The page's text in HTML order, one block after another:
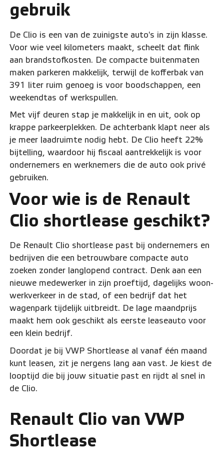
gebruik
De Clio is een van de zuinigste auto's in zijn klasse.
Voor wie veel kilometers maakt, scheelt dat flink
aan brandstofkosten. De compacte buitenmaten
maken parkeren makkelijk, terwijl de kofferbak van
391 liter ruim genoeg is voor boodschappen, een
weekendtas of werkspullen.
Met vijf deuren stap je makkelijk in en uit, ook op
krappe parkeerplekken. De achterbank klapt neer als
je meer laadruimte nodig hebt. De Clio heeft 22%
bijtelling, waardoor hij fiscaal aantrekkelijk is voor
ondernemers en werknemers die de auto ook privé
gebruiken.
Voor wie is de Renault
Clio shortlease geschikt?
De Renault Clio shortlease past bij ondernemers en
bedrijven die een betrouwbare compacte auto
zoeken zonder langlopend contract. Denk aan een
nieuwe medewerker in zijn proeftijd, dagelijks woon-
werkverkeer in de stad, of een bedrijf dat het
wagenpark tijdelijk uitbreidt. De lage maandprijs
maakt hem ook geschikt als eerste leaseauto voor
een klein bedrijf.
Doordat je bij VWP Shortlease al vanaf één maand
kunt leasen, zit je nergens lang aan vast. Je kiest de
looptijd die bij jouw situatie past en rijdt al snel in
de Clio.
Renault Clio van VWP
Shortlease